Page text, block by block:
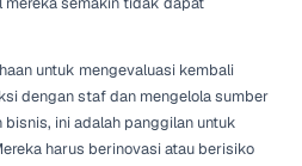
yang dihadapi di berbagai
pernah terjadi